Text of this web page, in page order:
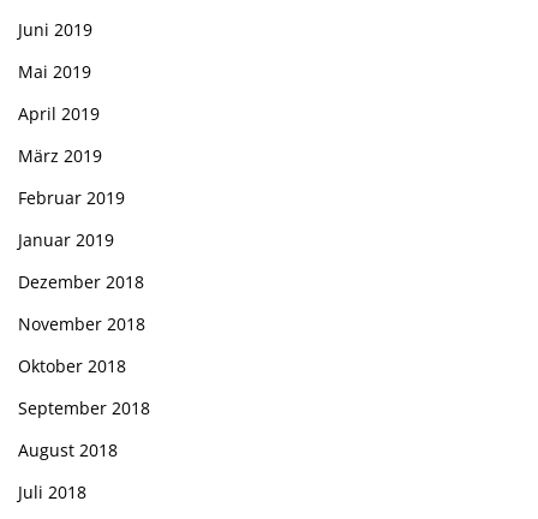
Juni 2019
Mai 2019
April 2019
März 2019
Februar 2019
Januar 2019
Dezember 2018
November 2018
Oktober 2018
September 2018
August 2018
Juli 2018